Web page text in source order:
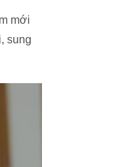
mới
sung